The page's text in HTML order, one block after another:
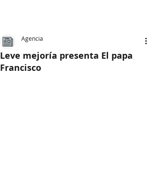
Leve mejoría presenta El papa
Francisco
Agencia